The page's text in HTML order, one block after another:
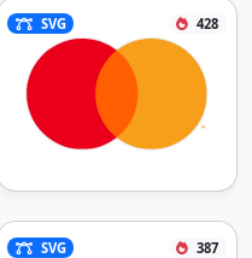
SVG 428
SVG 387